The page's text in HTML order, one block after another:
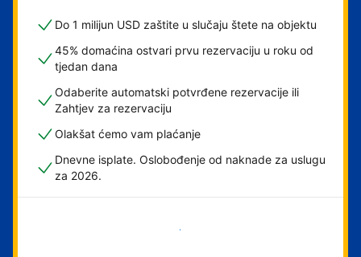
Do 1 milijun USD zaštite u slučaju štete na objektu
45% domaćina ostvari prvu rezervaciju u roku od
tjedan dana
Odaberite automatski potvrđene rezervacije ili
Zahtjev za rezervaciju
Olakšat ćemo vam plaćanje
Dnevne isplate. Oslobođenje od naknade za uslugu
za 2026.
Započni odmah